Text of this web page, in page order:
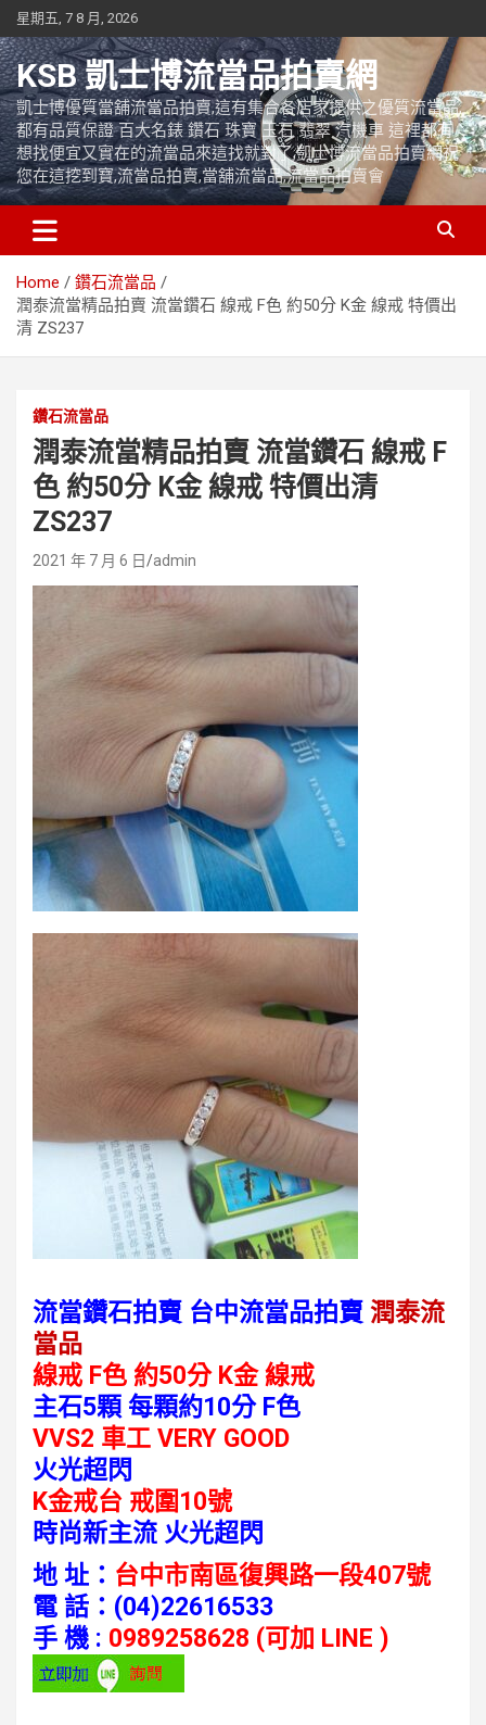
Skip
to
content
星期五, 7 8 月, 2026
KSB 凱士博流當品拍賣網
凱士博優質當舖流當品拍賣,這有集合各店家提供之優質流當品,
都有品質保證 百大名錶 鑽石 珠寶 玉石 翡翠 汽機車 這裡都有
想找便宜又實在的流當品來這找就對了,凱士博流當品拍賣網祝
您在這挖到寶,流當品拍賣,當舖流當品,流當品拍賣會
Home
鑽石流當品
潤泰流當精品拍賣 流當鑽石 線戒 F色 約50分 K金 線戒 特價出
清 ZS237
鑽石流當品
潤泰流當精品拍賣 流當鑽石 線戒 F
色 約50分 K金 線戒 特價出清
ZS237
2021 年 7 月 6 日 admin
流當鑽石拍賣 台中流當品拍賣 潤泰流
當品
線戒 F色 約50分 K金 線戒
主石5顆 每顆約10分 F色
VVS2 車工 VERY GOOD
火光超閃
K金戒台 戒圍10號
時尚新主流 火光超閃
地 址： 台中市南區復興路一段407號
電 話： (04)22616533
手 機 : 0989258628 (可加 LINE )